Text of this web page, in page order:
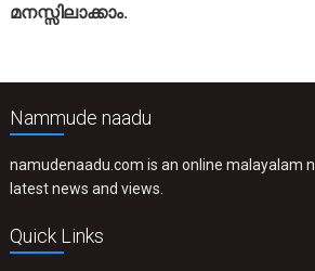
മനസ്സിലാക്കാം.
Nammude naadu
namudenaadu.com is an online malayalam
latest news and views.
Quick Links